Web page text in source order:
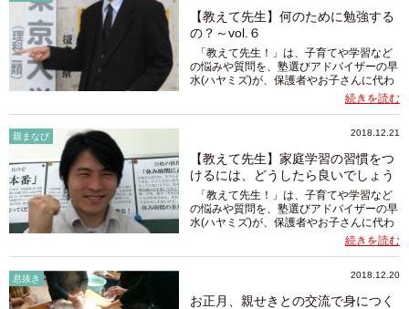
【教えて先生】何のために勉強する
の？～vol.６
「教えて先生！」は、子育てや学習など
の悩みや質問を、塾選びアドバイザーの早
水(ハヤミズ)が、保護者やお子さんに代わ
って富山県内の有志のベテラン先生に相
談、解決のヒントをお答えいただくコーナ
続きを読む
親まなび 2018.12.21
【教えて先生】家庭学習の習慣をつ
けるには、どうしたら良いでしょう
か～v...
「教えて先生！」は、子育てや学習など
の悩みや質問を、塾選びアドバイザーの早
水(ハヤミズ)が、保護者やお子さんに代わ
って富山県内の有志のベテラン先生に相
談、解決のヒントをお答えいただくコーナ
続きを読む
息抜き 2018.12.20
お正月、親せきとの交流で身につく